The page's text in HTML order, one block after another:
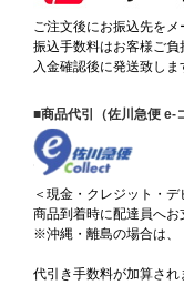
ご注文後にお振込先を
振込手数料はお客様ご
入金確認後に発送致しま
■商品代引（佐川急便 e-
＜現金・クレジット・デ
商品到着時に配達員へお
※沖縄・離島の場合は、
代引き手数料が加算され